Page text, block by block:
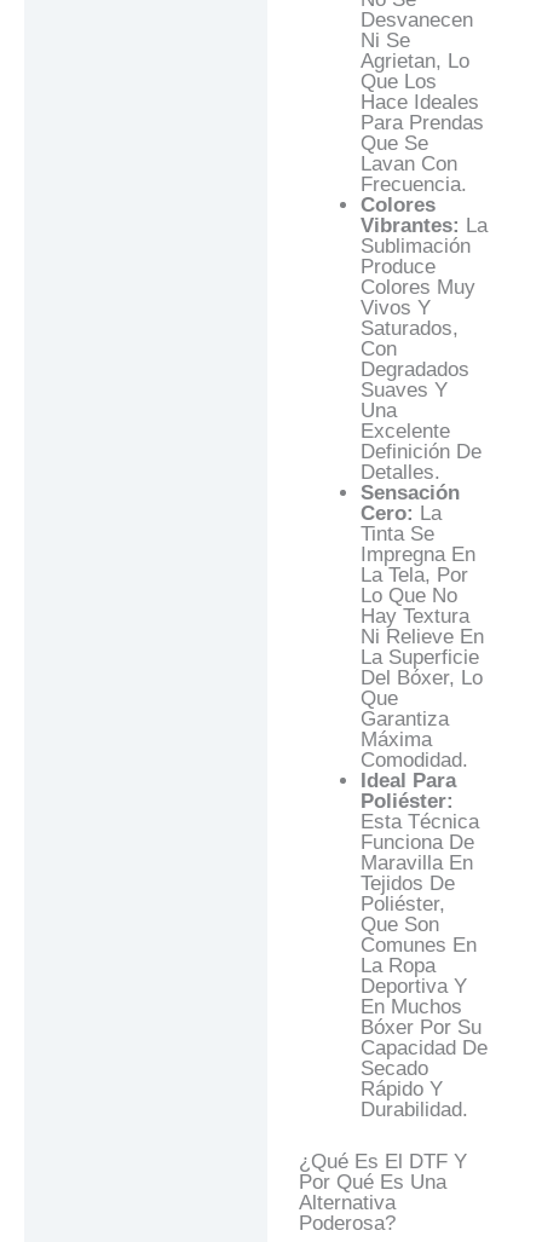
Desvanecen
Ni Se
Agrietan, Lo
Que Los
Hace Ideales
Para Prendas
Que Se
Lavan Con
Frecuencia.
Colores
Vibrantes: La
Sublimación
Produce
Colores Muy
Vivos Y
Saturados,
Con
Degradados
Suaves Y
Una
Excelente
Definición De
Detalles.
Sensación
Cero: La
Tinta Se
Impregna En
La Tela, Por
Lo Que No
Hay Textura
Ni Relieve En
La Superficie
Del Bóxer, Lo
Que
Garantiza
Máxima
Comodidad.
Ideal Para
Poliéster:
Esta Técnica
Funciona De
Maravilla En
Tejidos De
Poliéster,
Que Son
Comunes En
La Ropa
Deportiva Y
En Muchos
Bóxer Por Su
Capacidad De
Secado
Rápido Y
Durabilidad.
¿Qué Es El DTF Y
Por Qué Es Una
Alternativa
Poderosa?